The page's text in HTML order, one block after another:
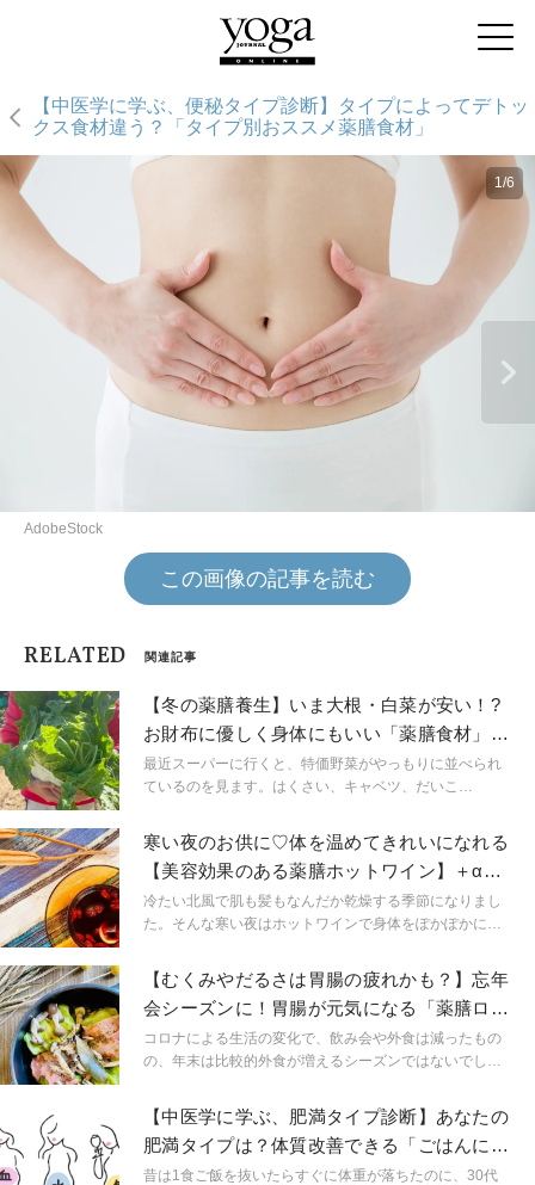
【中医学に学ぶ、便秘タイプ診断】タイプによってデトッ
クス食材違う？「タイプ別おススメ薬膳食材」
1/6
AdobeStock
この画像の記事を読む
RELATED 関連記事
【冬の薬膳養生】いま大根・白菜が安い！?
お財布に優しく身体にもいい「薬膳食材」の
賢い食べ方
最近スーパーに行くと、特価野菜がやっもりに並べられ
ているのを見ます。はくさい、キャベツ、だいこ
くさいは、中国で豆腐と合わせて「養生三宝」といわれ
薬膳で重宝されている食材なのです。お買得で身体にも
良いなんて、とってもお得。ぜひ、今日の一品に追加し
てみてください。
寒い夜のお供に♡体を温めてきれいになれる
【美容効果のある薬膳ホットワイン】＋αア
レンジ食材
冷たい北風で肌も髪もなんだか乾燥する季節になりまし
た。そんな寒い夜はホットワインで身体をぽかぽかにな
て、ついでに「きれいになれる」なんて嬉しいですよ
ね。自分の今の身体の状態に合わせて、お好みの薬膳食
材を選んでみてください。
【むくみやだるさは胃腸の疲れかも？】忘年
会シーズンに！胃腸が元気になる「薬膳ロー
ルキャベツ」
コロナによる生活の変化で、飲み会や外食は減ったもの
の、年末は比較的外食が増えるシーズンではないでしょ
人も多いのでは？「食べる薬」と呼ばれる、「キャベ
ツ」を食べて、胃腸を元気に年末を乗り越えましょう。
【中医学に学ぶ、肥満タイプ診断】あなたの
肥満タイプは？体質改善できる「ごはんにプ
ラス薬膳食材」
昔は1食ご飯を抜いたらすぐに体重が落ちたのに、30代